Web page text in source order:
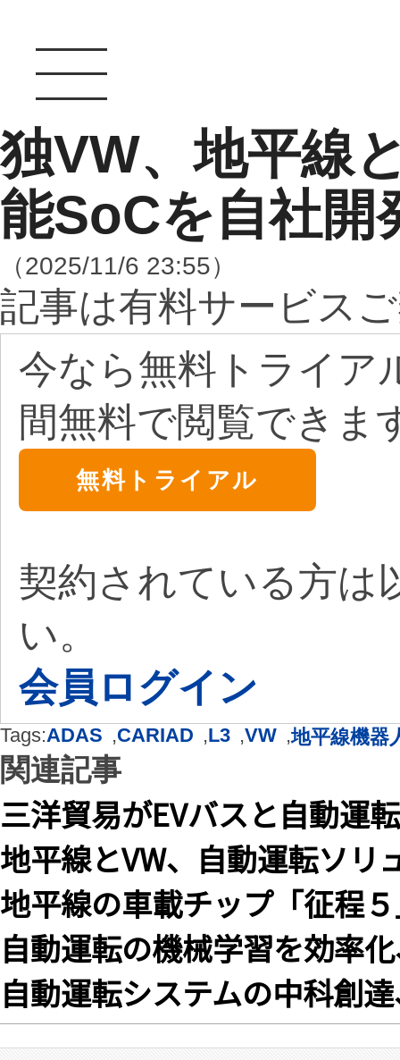
独VW、地平線
能SoCを自社開
（2025/11/6 23:55）
記事は有料サービス
今なら無料トライア
間無料で閲覧できま
無料トライアル
契約されている方は
い。
会員ログイン
Tags:ADAS ,CARIAD ,L3 ,VW ,地平線機器
関連記事
三洋貿易がEVバスと自動運
地平線とVW、自動運転ソリ
地平線の車載チップ「征程
自動運転の機械学習を効率
自動運転システムの中科創